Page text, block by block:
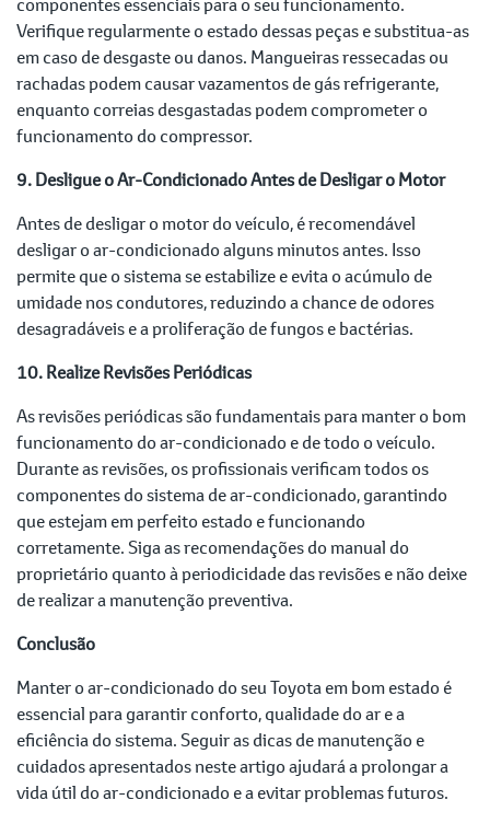
Verifique regularmente o estado dessas peças e substitua-as
em caso de desgaste ou danos. Mangueiras ressecadas ou
rachadas podem causar vazamentos de gás refrigerante,
enquanto correias desgastadas podem comprometer o
funcionamento do compressor.
9. Desligue o Ar-Condicionado Antes de Desligar o Motor
Antes de desligar o motor do veículo, é recomendável
desligar o ar-condicionado alguns minutos antes. Isso
permite que o sistema se estabilize e evita o acúmulo de
umidade nos condutores, reduzindo a chance de odores
desagradáveis e a proliferação de fungos e bactérias.
10. Realize Revisões Periódicas
As revisões periódicas são fundamentais para manter o bom
funcionamento do ar-condicionado e de todo o veículo.
Durante as revisões, os profissionais verificam todos os
componentes do sistema de ar-condicionado, garantindo
que estejam em perfeito estado e funcionando
corretamente. Siga as recomendações do manual do
proprietário quanto à periodicidade das revisões e não deixe
de realizar a manutenção preventiva.
Conclusão
Manter o ar-condicionado do seu Toyota em bom estado é
essencial para garantir conforto, qualidade do ar e a
eficiência do sistema. Seguir as dicas de manutenção e
cuidados apresentados neste artigo ajudará a prolongar a
vida útil do ar-condicionado e a evitar problemas futuros.